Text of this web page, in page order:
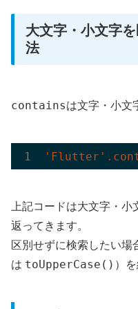
大文字・小文字
法
containsは文字・小文
'Flutter
上記コードは大文字・小
返ってきます。
区別せずに検索したい場
は toUpperCase() ）